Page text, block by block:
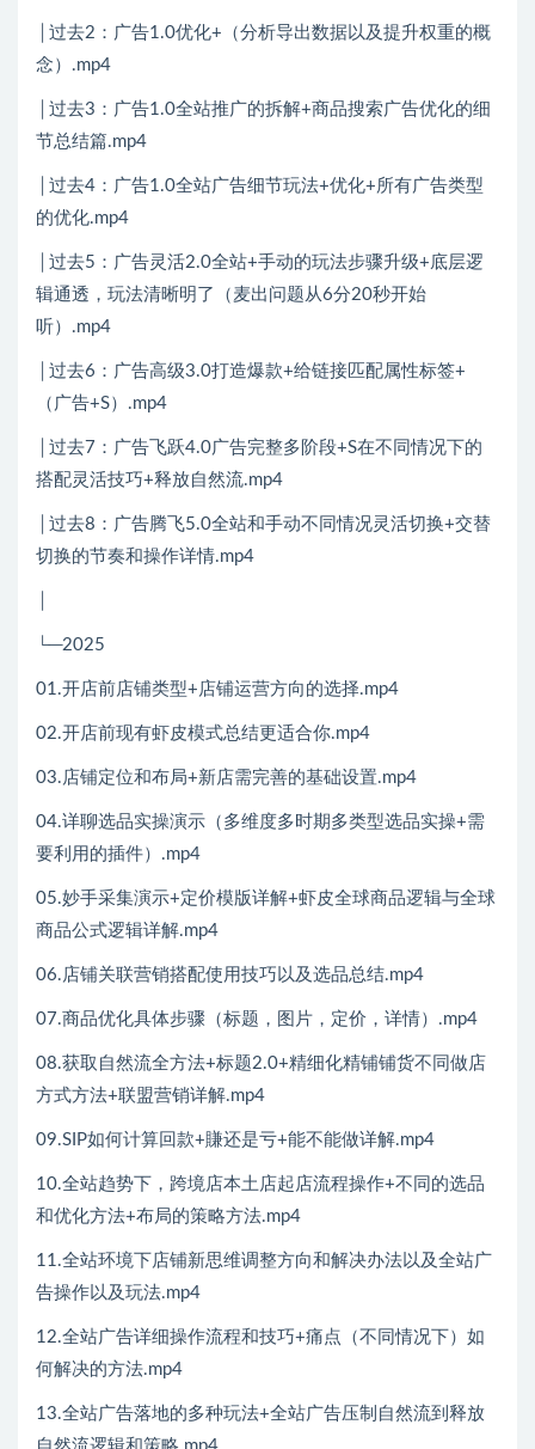
│过去2：广告1.0优化+（分析导出数据以及提升权重的概
念）.mp4
│过去3：广告1.0全站推广的拆解+商品搜索广告优化的细
节总结篇.mp4
│过去4：广告1.0全站广告细节玩法+优化+所有广告类型
的优化.mp4
│过去5：广告灵活2.0全站+手动的玩法步骤升级+底层逻
辑通透，玩法清晰明了（麦出问题从6分20秒开始
听）.mp4
│过去6：广告高级3.0打造爆款+给链接匹配属性标签+
（广告+S）.mp4
│过去7：广告飞跃4.0广告完整多阶段+S在不同情况下的
搭配灵活技巧+释放自然流.mp4
│过去8：广告腾飞5.0全站和手动不同情况灵活切换+交替
切换的节奏和操作详情.mp4
└─2025
01.开店前店铺类型+店铺运营方向的选择.mp4
02.开店前现有虾皮模式总结更适合你.mp4
03.店铺定位和布局+新店需完善的基础设置.mp4
04.详聊选品实操演示（多维度多时期多类型选品实操+需
要利用的插件）.mp4
05.妙手采集演示+定价模版详解+虾皮全球商品逻辑与全球
商品公式逻辑详解.mp4
06.店铺关联营销搭配使用技巧以及选品总结.mp4
07.商品优化具体步骤（标题，图片，定价，详情）.mp4
08.获取自然流全方法+标题2.0+精细化精铺铺货不同做店
方式方法+联盟营销详解.mp4
09.SIP如何计算回款+賺还是亏+能不能做详解.mp4
10.全站趋势下，跨境店本土店起店流程操作+不同的选品
和优化方法+布局的策略方法.mp4
11.全站环境下店铺新思维调整方向和解决办法以及全站广
告操作以及玩法.mp4
12.全站广告详细操作流程和技巧+痛点（不同情况下）如
何解决的方法.mp4
13.全站广告落地的多种玩法+全站广告压制自然流到释放